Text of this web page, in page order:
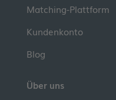
Matching-Plattform
Kundenkonto
Blog
Über uns